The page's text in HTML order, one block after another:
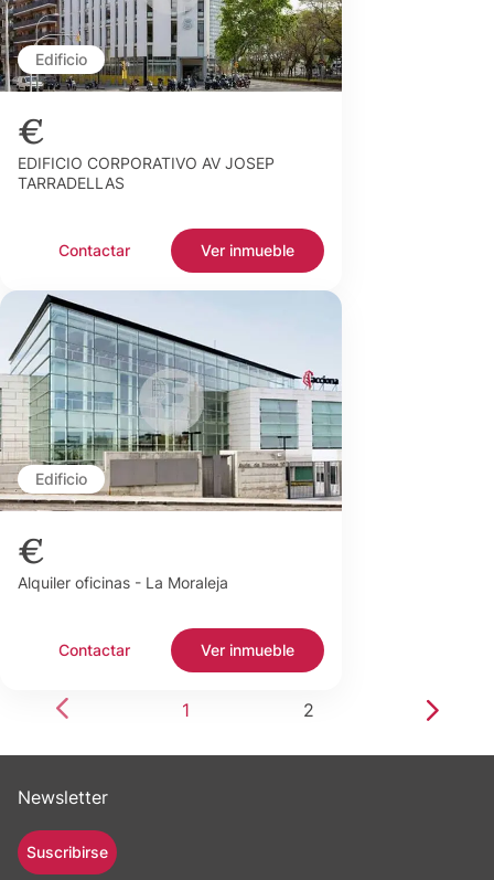
Edificio
€
EDIFICIO CORPORATIVO AV JOSEP
TARRADELLAS
Contactar Ver inmueble
Edificio
€
Alquiler oficinas - La Moraleja
Contactar Ver inmueble
1 2
Newsletter
Suscribirse